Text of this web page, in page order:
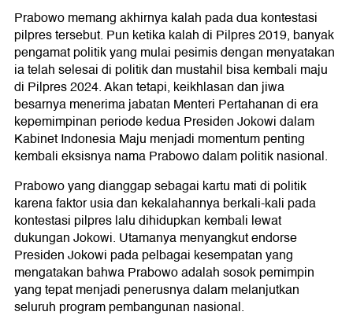
Prabowo memang akhirnya kalah pada dua kontestasi
pilpres tersebut. Pun ketika kalah di Pilpres 2019, banyak
pengamat politik yang mulai pesimis dengan menyatakan
ia telah selesai di politik dan mustahil bisa kembali maju
di Pilpres 2024. Akan tetapi, keikhlasan dan jiwa
besarnya menerima jabatan Menteri Pertahanan di era
kepemimpinan periode kedua Presiden Jokowi dalam
Kabinet Indonesia Maju menjadi momentum penting
kembali eksisnya nama Prabowo dalam politik nasional.
Prabowo yang dianggap sebagai kartu mati di politik
karena faktor usia dan kekalahannya berkali-kali pada
kontestasi pilpres lalu dihidupkan kembali lewat
dukungan Jokowi. Utamanya menyangkut endorse
Presiden Jokowi pada pelbagai kesempatan yang
mengatakan bahwa Prabowo adalah sosok pemimpin
yang tepat menjadi penerusnya dalam melanjutkan
seluruh program pembangunan nasional.